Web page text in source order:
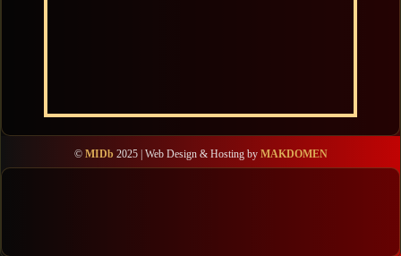
© MIDb 2025 | Web Design & Hosting by MAKDOMEN